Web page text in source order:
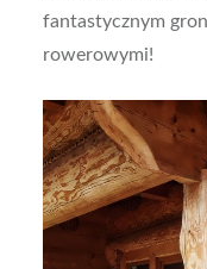
fantastycznym
rowerowymi!